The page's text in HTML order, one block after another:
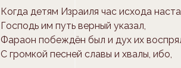
Когда детям Израиля час исхода
Господь им путь верный указал,
Фараон побеждён был и дух их
С громкой песней славы и хвалы, ибо,